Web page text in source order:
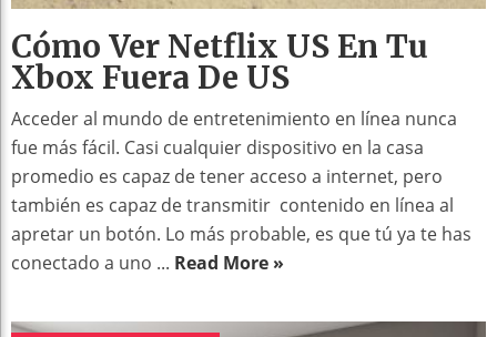
Cómo Ver Netflix US En Tu
Xbox Fuera De US
Acceder al mundo de entretenimiento en línea nunca
fue más fácil. Casi cualquier dispositivo en la casa
promedio es capaz de tener acceso a internet, pero
también es capaz de transmitir contenido en línea al
apretar un botón. Lo más probable, es que tú ya te has
conectado a uno ... Read More »